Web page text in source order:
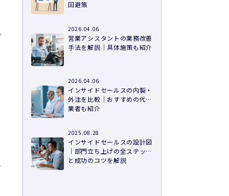
回避策
2026.04.06
営業アシスタントの業務改善
手法を解説｜具体施策も紹介
2026.04.06
インサイドセールスの内製・
外注を比較｜おすすめの代行
業者も紹介
2025.08.28
インサイドセールスの設計図
｜部門立ち上げの全ステップ
と成功のコツを解説